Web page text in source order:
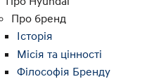
Про бренд
Історія
Місія та цінності
Філософія Бренду